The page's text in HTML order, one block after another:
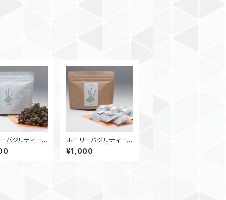
バジルティー
）
ホーリーバジルティー
（ティーバッグ1g×7包入
り）
¥1,000